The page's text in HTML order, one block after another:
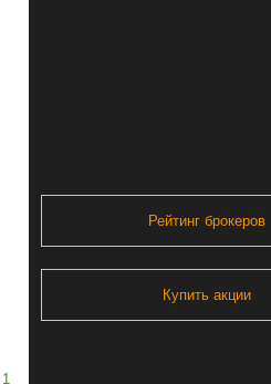
1
Рейтинг брокеров
Купить акции